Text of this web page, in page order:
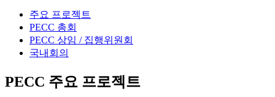
주요 프로젝트
PECC 총회
PECC 상임 / 집행위원회
국내회의
PECC 주요 프로젝트